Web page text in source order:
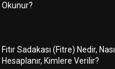
Okunur?
Fıtır Sadakası (Fitre) Nedir, Nasıl
Hesaplanır, Kimlere Verilir?